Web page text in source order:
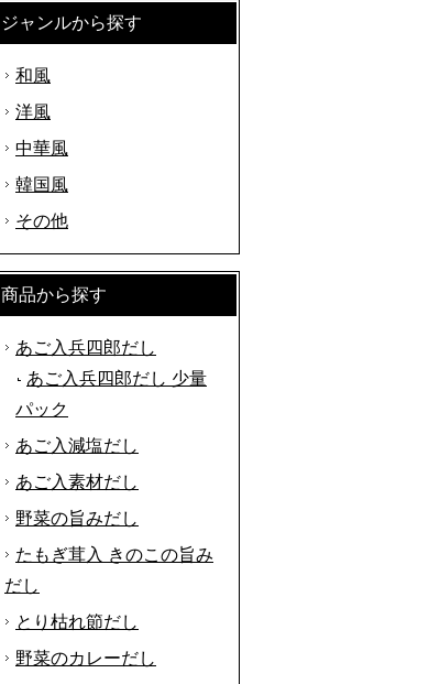
ジャンルから探す
和風
洋風
中華風
韓国風
その他
商品から探す
あご入兵四郎だし
あご入兵四郎だし 少量
パック
あご入減塩だし
あご入素材だし
野菜の旨みだし
たもぎ茸入 きのこの旨み
だし
とり枯れ節だし
野菜のカレーだし